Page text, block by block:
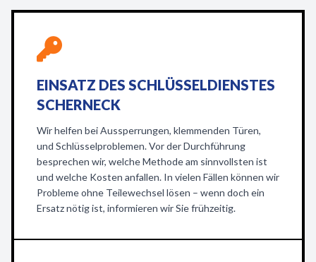
EINSATZ DES SCHLÜSSELDIENSTES
SCHERNECK
Wir helfen bei Aussperrungen, klemmenden Türen,
und Schlüsselproblemen. Vor der Durchführung
besprechen wir, welche Methode am sinnvollsten ist
und welche Kosten anfallen. In vielen Fällen können wir
Probleme ohne Teilewechsel lösen – wenn doch ein
Ersatz nötig ist, informieren wir Sie frühzeitig.